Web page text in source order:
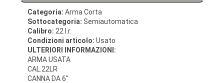
Categoria: Arma Corta
Sottocategoria: Semiautomatica
Calibro: 22 l.r.
Condizioni articolo: Usato
ULTERIORI INFORMAZIONI:
ARMA USATA
CAL.22LR
CANNA DA 6″